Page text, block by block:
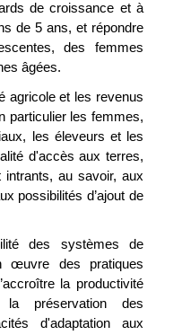
de croissance et à
de 5 ans, et répondre
des femmes
âgées.
agricole et les revenus
particulier les femmes,
les éleveurs et les
d'accès aux terres,
au savoir, aux
possibilités d’ajout de
des systèmes de
œuvre des pratiques
la productivité
préservation des
d'adaptation aux